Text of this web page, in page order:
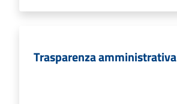
Trasparenza amministrativa